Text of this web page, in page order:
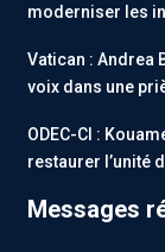
moderniser les
Vatican : Andrea
voix dans une
ODEC-CI :
restaurer l’unité
Messages